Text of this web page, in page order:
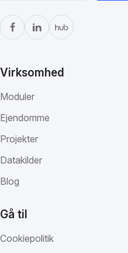
Virksomhed
Moduler
Ejendomme
Projekter
Datakilder
Blog
Gå til
Cookiepolitik